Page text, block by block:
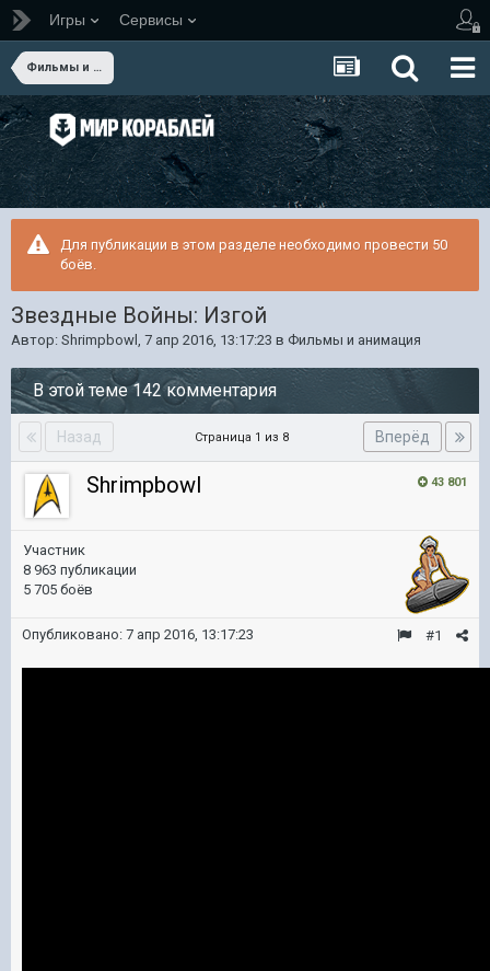
Игры Сервисы
Фильмы и анимация
Для публикации в этом разделе необходимо провести 50
боёв.
Звездные Войны: Изгой
Автор: Shrimpbowl , 7 апр 2016, 13:17:23 в Фильмы и анимация
В этой теме 142 комментария
Назад Вперёд
Страница 1 из 8
43 801
Shrimpbowl
Участник
8 963 публикации
5 705 боёв
#1
Опубликовано: 7 апр 2016, 13:17:23